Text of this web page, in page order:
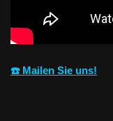
☎️ Mailen Sie uns!